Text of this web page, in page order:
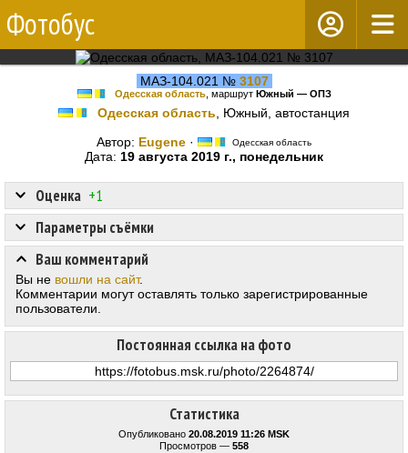
Фотобус
МАЗ-104.021 № 3107
Одесская область, маршрут Южный — ОПЗ
Одесская область , Южный, автостанция
Автор: Eugene · Одесская область
Дата: 19 августа 2019 г., понедельник
Статистика
Опубликовано 20.08.2019 11:26 MSK
Просмотров — 558
Оценка +1
Постоянная ссылка на фото
Параметры съёмки
Ваш комментарий
Вы не вошли на сайт.
Комментарии могут оставлять только зарегистрированные
пользователи.